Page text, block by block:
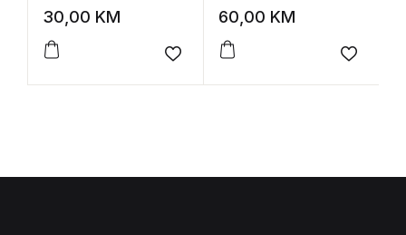
Antike bis zur
30,00 KM
Add to wishlist
60,00 KM
Add to